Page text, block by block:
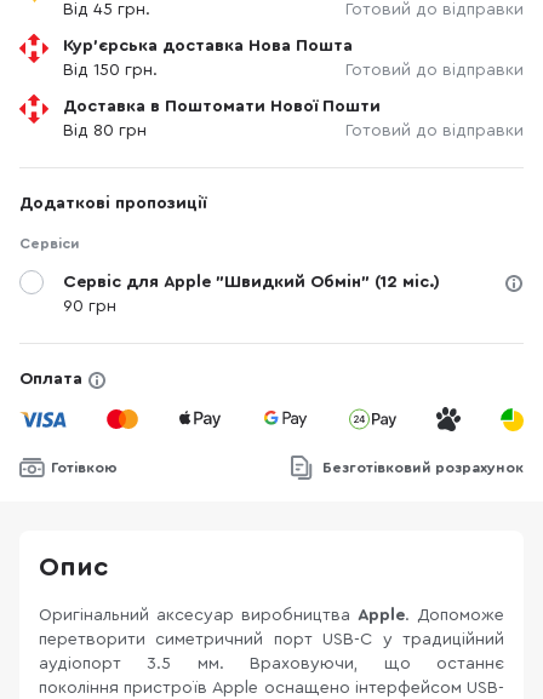
Від 45 грн.
Готовий до відправки
Кур'єрська доставка Нова Пошта
Від 150 грн.
Готовий до відправки
Доставка в Поштомати Нової Пошти
Від 80 грн
Готовий до відправки
Додаткові пропозиції
Сервіси
Сервіс для Apple "Швидкий Обмін" (12 міс.)
90 грн
Оплата
Готівкою Безготівковий розрахунок
Опис
Оригінальний аксесуар виробництва Apple. Допоможе
перетворити симетричний порт USB-C у традиційний
аудіопорт 3.5 мм. Враховуючи, що останнє
покоління пристроїв Apple оснащено інтерфейсом USB-